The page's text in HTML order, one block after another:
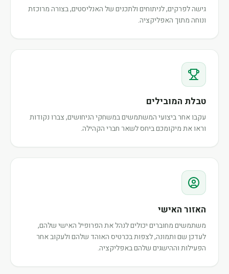
גישה לפרקים, לניתוחים ולתכנים של האנליסטים, בצורה מרוכזת
ונוחה מתוך האפליקציה.
טבלת המובילים
עקבו אחר ביצועי המשתמשים במשחקי הניחושים, צברו נקודות
וראו את מיקומכם ביחס לשאר חברי הקהילה.
האזור האישי
משתמשים מחוברים יכולים לנהל את הפרופיל האישי שלהם,
לעדכן שם ותמונה, לצפות בכרטיס האוהד שלהם ולעקוב אחר
הפעילות וההישגים שלהם באפליקציה.